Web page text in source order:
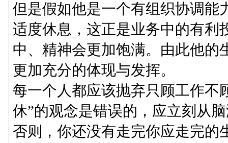
但是假如他是一个有组织协调能
适度休息，这正是业务中的有利
中、精神会更加饱满。由此他的
更加充分的体现与发挥。
每一个人都应该抛弃只顾工作不
休”的观念是错误的，应立刻从
否则，你还没有走完你应走完的